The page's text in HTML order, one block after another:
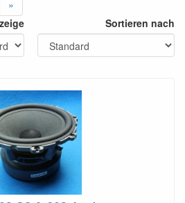
»
Sortieren nach